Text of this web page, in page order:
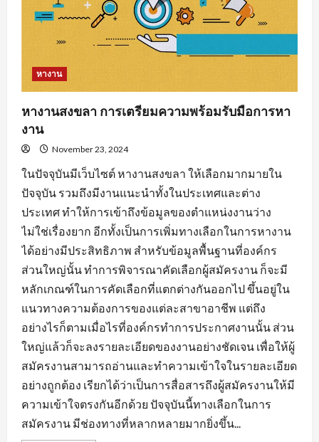
หางาน
หางานสงขลา การเตรียมความพร้อมรับมือการหา
งาน
November 23, 2024
ในปัจจุบันมีเว็บไซต์ หางานสงขลา ให้เลือกมากมายใน
ปัจจุบัน รวมถึงมีงานแนะนำทั้งในประเทศและต่าง
ประเทศ ทำให้การเข้าถึงข้อมูลของตำแหน่งงานว่าง
ไม่ใช่เรื่องยาก อีกทั้งเป็นการเพิ่มทางเลือกในการหางาน
ได้อย่างมีประสิทธิภาพ สำหรับข้อมูลพื้นฐานที่องค์กร
ส่วนใหญ่นั้น ทำการพิจารณาคัดเลือกผู้สมัครงาน ก็จะมี
หลักเกณฑ์ในการคัดเลือกที่แตกต่างกันออกไป ขึ้นอยู่ใน
แนวทางความต้องการของแต่ละสาขาอาชีพ แต่ถึง
อย่างไรก็ตามเมื่อไรที่องค์กรทำการประกาศงานนั้น ส่วน
ใหญ่แล้วก็จะลงรายละเอียดของงานอย่างชัดเจน เพื่อให้ผู้
สมัครงานสามารถอ่านและทำความเข้าใจในรายละเอียด
อย่างถูกต้อง เรียกได้ว่าเป็นการสื่อสารถึงผู้สมัครงานให้มี
ความเข้าใจตรงกันอีกด้วย ปัจจุบันนี้ทางเลือกในการ
สมัครงาน มีช่องทางที่หลากหลายมากยิ่งขึ้น...